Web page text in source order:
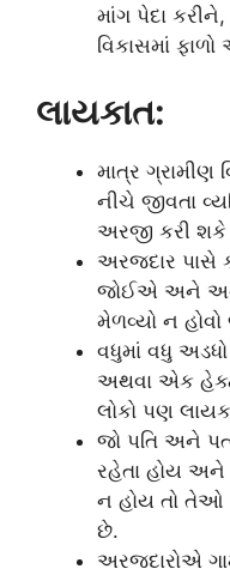
માંગ પેદા
વિકાસમાં
લાયકાત:
માત્ર ગ્રામીણ
નીચે જીવતા
અરજી કરી
અરજદાર પાસે
જોઈએ અને
મેળવ્યો ન
વધુમાં વધુ
અથવા એક
લોકો પણ
જો પતિ અને
રહેતા હોય અને
ન હોય તો તેઓ
છે.
અરજદારોએ